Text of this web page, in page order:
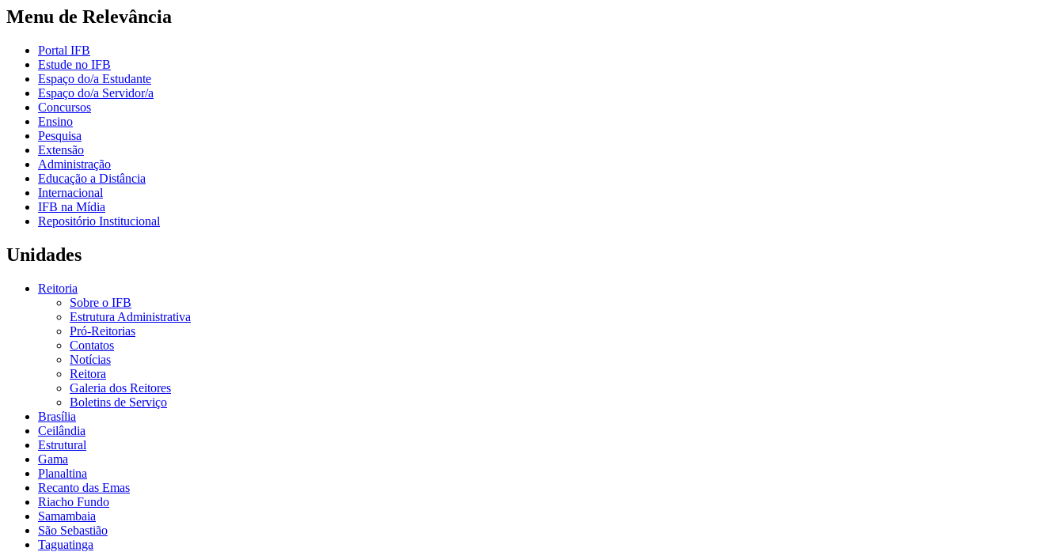
Menu de Relevância
Portal IFB
Estude no IFB
Espaço do/a Estudante
Espaço do/a Servidor/a
Concursos
Ensino
Pesquisa
Extensão
Administração
Educação a Distância
Internacional
IFB na Mídia
Repositório Institucional
Unidades
Reitoria
Sobre o IFB
Estrutura Administrativa
Pró-Reitorias
Contatos
Notícias
Reitora
Galeria dos Reitores
Boletins de Serviço
Brasília
Ceilândia
Estrutural
Gama
Planaltina
Recanto das Emas
Riacho Fundo
Samambaia
São Sebastião
Taguatinga